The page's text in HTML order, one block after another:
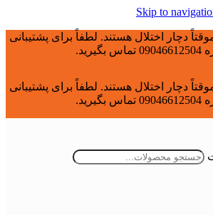
Skip to
دچار اختلال هستند. لطفاً برای پشتیبانی
بگیرید.
دچار اختلال هستند. لطفاً برای پشتیبانی
بگیرید.